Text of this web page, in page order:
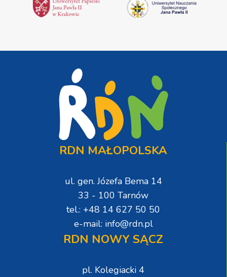
RDN MAŁOPOLSKA
ul. gen. Józefa Bema 14
33 - 100 Tarnów
tel.: +48 14 627 50 50
e-mail: info@rdn.pl
RDN NOWY SĄCZ
pl. Kolegiacki 4